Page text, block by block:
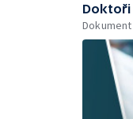
Doktoři
Dokument